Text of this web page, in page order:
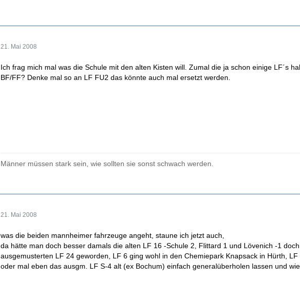
21. Mai 2008
Ich frag mich mal was die Schule mit den alten Kisten will. Zumal die ja schon einige LF´s
BF/FF? Denke mal so an LF FU2 das könnte auch mal ersetzt werden.
Männer müssen stark sein, wie sollten sie sonst schwach werden.
21. Mai 2008
was die beiden mannheimer fahrzeuge angeht, staune ich jetzt auch,
da hätte man doch besser damals die alten LF 16 -Schule 2, Flittard 1 und Lövenich -1
ausgemusterten LF 24 geworden, LF 6 ging wohl in den Chemiepark Knapsack in Hürth,
oder mal eben das ausgm. LF S-4 alt (ex Bochum) einfach generalüberholen lassen und